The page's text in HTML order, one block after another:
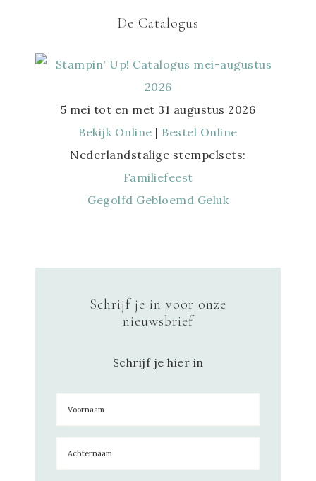
De Catalogus
5 mei tot en met 31 augustus 2026
Bekijk Online | Bestel Online
Nederlandstalige stempelsets:
Familiefeest
Gegolfd Gebloemd Geluk
Schrijf je in voor onze
nieuwsbrief
Schrijf je hier in